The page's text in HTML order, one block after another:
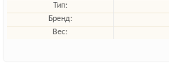
Тип:
Бренд:
Вес: